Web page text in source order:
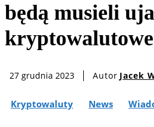
będą musieli
27 grudnia 2023 Autor Jacek
Kryptowaluty News